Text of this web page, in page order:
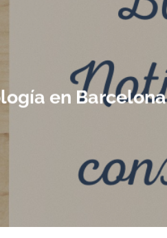
en Barcelona